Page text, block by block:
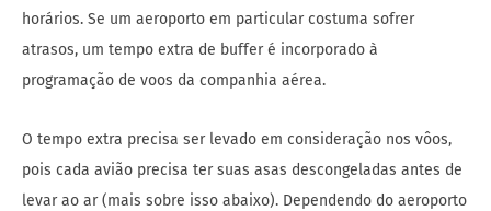
horários. Se um aeroporto em particular costuma sofrer
atrasos, um tempo extra de buffer é incorporado à
programação de voos da companhia aérea.
O tempo extra precisa ser levado em consideração nos vôos,
pois cada avião precisa ter suas asas descongeladas antes de
levar ao ar (mais sobre isso abaixo). Dependendo do aeroporto